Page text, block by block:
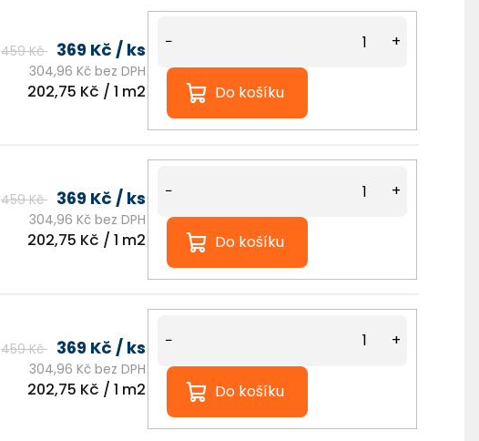
459 Kč 369 Kč / ks
304,96 Kč bez DPH
Měrná
202,75 Kč / 1 m2
+
−
Do košíku
459 Kč 369 Kč / ks
304,96 Kč bez DPH
Měrná
202,75 Kč / 1 m2
+
−
Do košíku
459 Kč 369 Kč / ks
304,96 Kč bez DPH
Měrná
202,75 Kč / 1 m2
+
−
Do košíku
Nejlevnější Polykarbonát Chat